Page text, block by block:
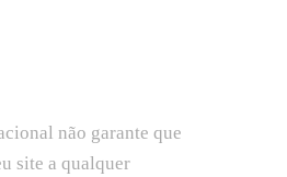
não garante que
site a qualquer